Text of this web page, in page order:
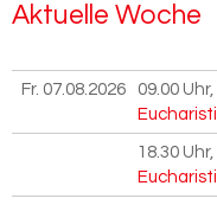
Ak­tu­el­le Woche
Fr. 07.08.2026 09.00 Uhr
18.30 Uhr,